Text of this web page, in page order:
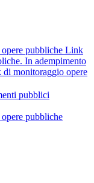
pubbliche Link
In adempimento
monitoraggio opere
pubblici
pubbliche